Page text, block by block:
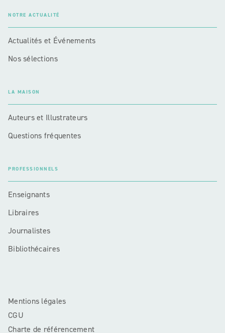
NOTRE ACTUALITÉ
Actualités et Événements
Nos sélections
LA MAISON
Auteurs et Illustrateurs
Questions fréquentes
PROFESSIONNELS
Enseignants
Libraires
Journalistes
Bibliothécaires
Mentions légales
CGU
Charte de référencement